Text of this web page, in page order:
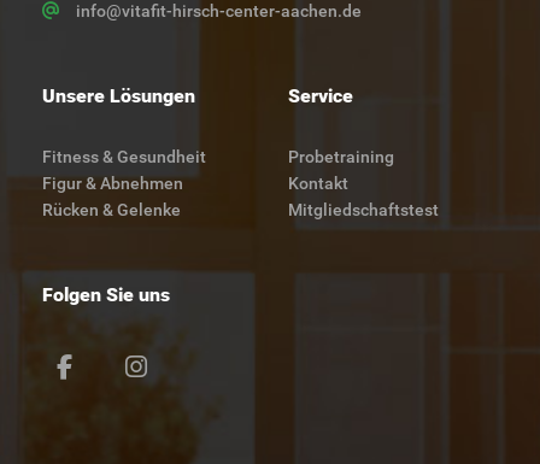
info@vitafit-hirsch-center-aachen.de
Unsere Lösungen
Fitness & Gesundheit
Figur & Abnehmen
Rücken & Gelenke
Service
Probetraining
Kontakt
Mitgliedschaftstest
Folgen Sie uns